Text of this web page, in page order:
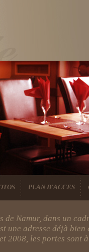
PLAN D'ACCES
de Namur, dans un
une adresse déjà
2008, les portes sont